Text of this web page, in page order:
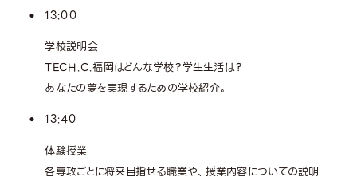
13:00
学校説明会
TECH.C.福岡はどんな学校？学生生活は？
あなたの夢を実現するための学校紹介。
13:40
体験授業
各専攻ごとに将来目指せる職業や、授業内容についての説明